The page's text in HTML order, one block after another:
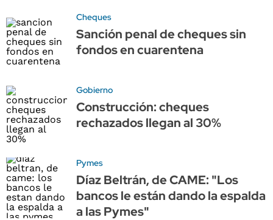
Cheques
Sanción penal de cheques sin
fondos en cuarentena
Gobierno
Construcción: cheques
rechazados llegan al 30%
Pymes
Díaz Beltrán, de CAME: "Los
bancos le están dando la espalda
a las Pymes"